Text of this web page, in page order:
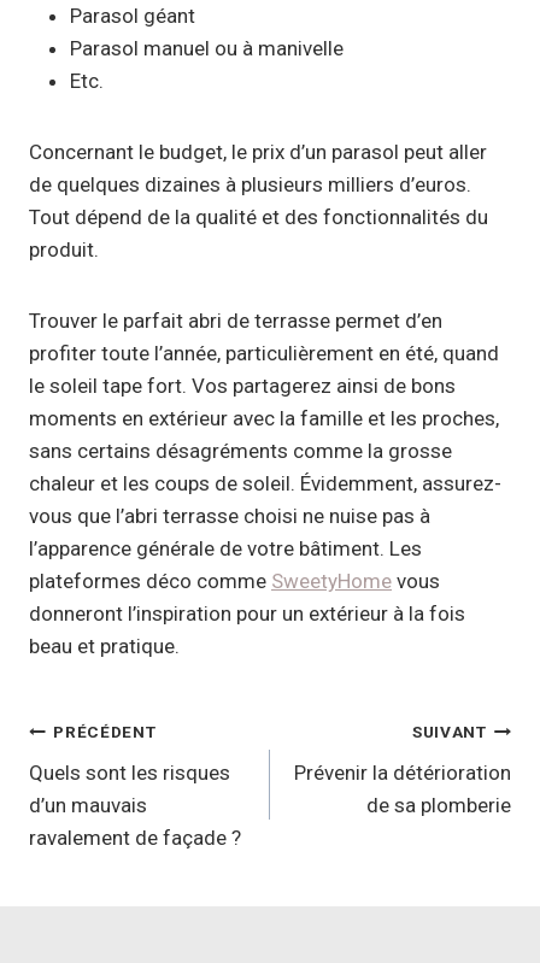
Parasol géant
Parasol manuel ou à manivelle
Etc.
Concernant le budget, le prix d’un parasol peut aller
de quelques dizaines à plusieurs milliers d’euros.
Tout dépend de la qualité et des fonctionnalités du
produit.
Trouver le parfait abri de terrasse permet d’en
profiter toute l’année, particulièrement en été, quand
le soleil tape fort. Vos partagerez ainsi de bons
moments en extérieur avec la famille et les proches,
sans certains désagréments comme la grosse
chaleur et les coups de soleil. Évidemment, assurez-
vous que l’abri terrasse choisi ne nuise pas à
l’apparence générale de votre bâtiment. Les
plateformes déco comme SweetyHome vous
donneront l’inspiration pour un extérieur à la fois
beau et pratique.
Navigation
de
l’article
PRÉCÉDENT
Quels sont les risques
d’un mauvais
ravalement de façade ?
SUIVANT
Prévenir la détérioration
de sa plomberie